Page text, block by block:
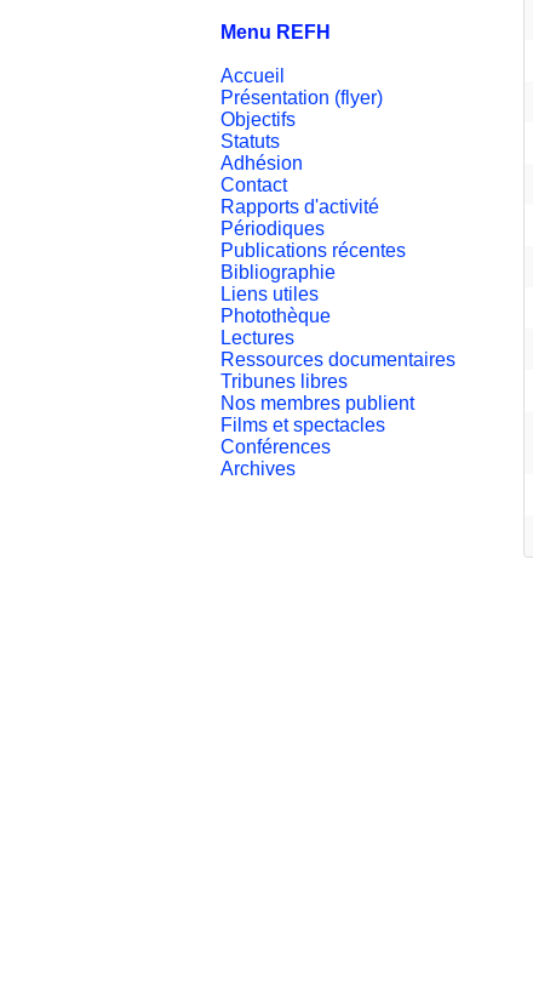
Menu REFH
Accueil
Présentation (flyer)
Objectifs
Statuts
Adhésion
Contact
Rapports d'activité
Périodiques
Publications récentes
Bibliographie
Liens utiles
Photothèque
Lectures
Ressources documentaires
Tribunes libres
Nos membres publient
Films et spectacles
Conférences
Archives